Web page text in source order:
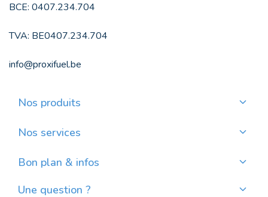
BCE: 0407.234.704
TVA: BE0407.234.704
info@proxifuel.be
Nos produits
Commander des pellets de qualité
Nos services
Où trouver mes pellets ?
Bon plan & infos
Évolution du prix du mazout en Belgique
Une question ?